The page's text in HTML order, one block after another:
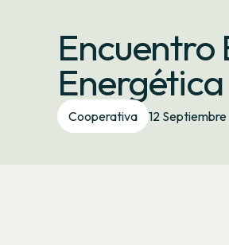
Encuentro
Energética
Cooperativa 12 Septiembre